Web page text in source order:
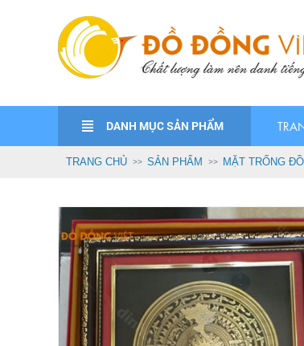
DANH MỤC SẢN PHẨM
TRANG CHỦ SẢN PHẨM MẶT TRỐNG